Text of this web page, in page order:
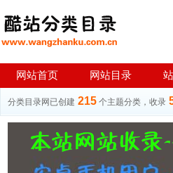
网站首页 网站目录
分类目录网已创建 215 个主题分类，收录